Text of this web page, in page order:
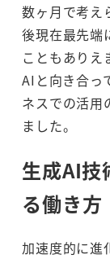
数ヶ月で考え
後現在最先端
こともありえ
AIと向き合っ
ネスでの活用
ました。
生成AI技
る働き方
加速度的に進